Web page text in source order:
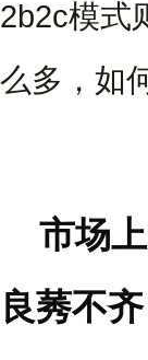
2b2c模式
么多，如
市场上
良莠不